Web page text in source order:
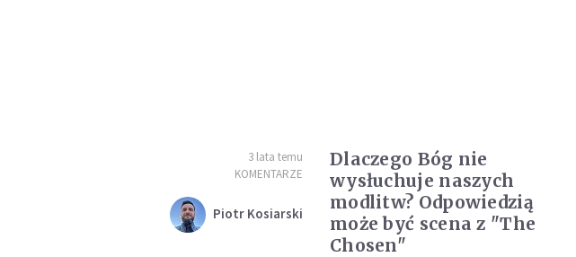
3 lata temu
KOMENTARZE
Piotr Kosiarski
Dlaczego Bóg nie
wysłuchuje naszych
modlitw? Odpowiedzią
może być scena z "The
Chosen"